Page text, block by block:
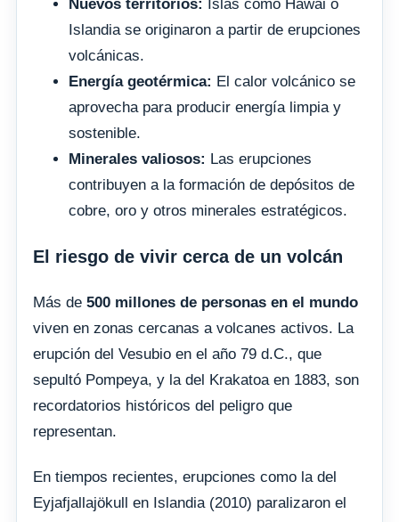
Nuevos territorios:
Islas como Hawái o
Islandia se originaron a partir de erupciones
volcánicas.
Energía geotérmica: El calor volcánico se
aprovecha para producir energía limpia y
sostenible.
Minerales valiosos: Las erupciones
contribuyen a la formación de depósitos de
cobre, oro y otros minerales estratégicos.
El riesgo de vivir cerca de un volcán
Más de 500 millones de personas en el mundo
viven en zonas cercanas a volcanes activos. La
erupción del Vesubio en el año 79 d.C., que
sepultó Pompeya, y la del Krakatoa en 1883, son
recordatorios históricos del peligro que
representan.
En tiempos recientes, erupciones como la del
Eyjafjallajökull en Islandia (2010) paralizaron el